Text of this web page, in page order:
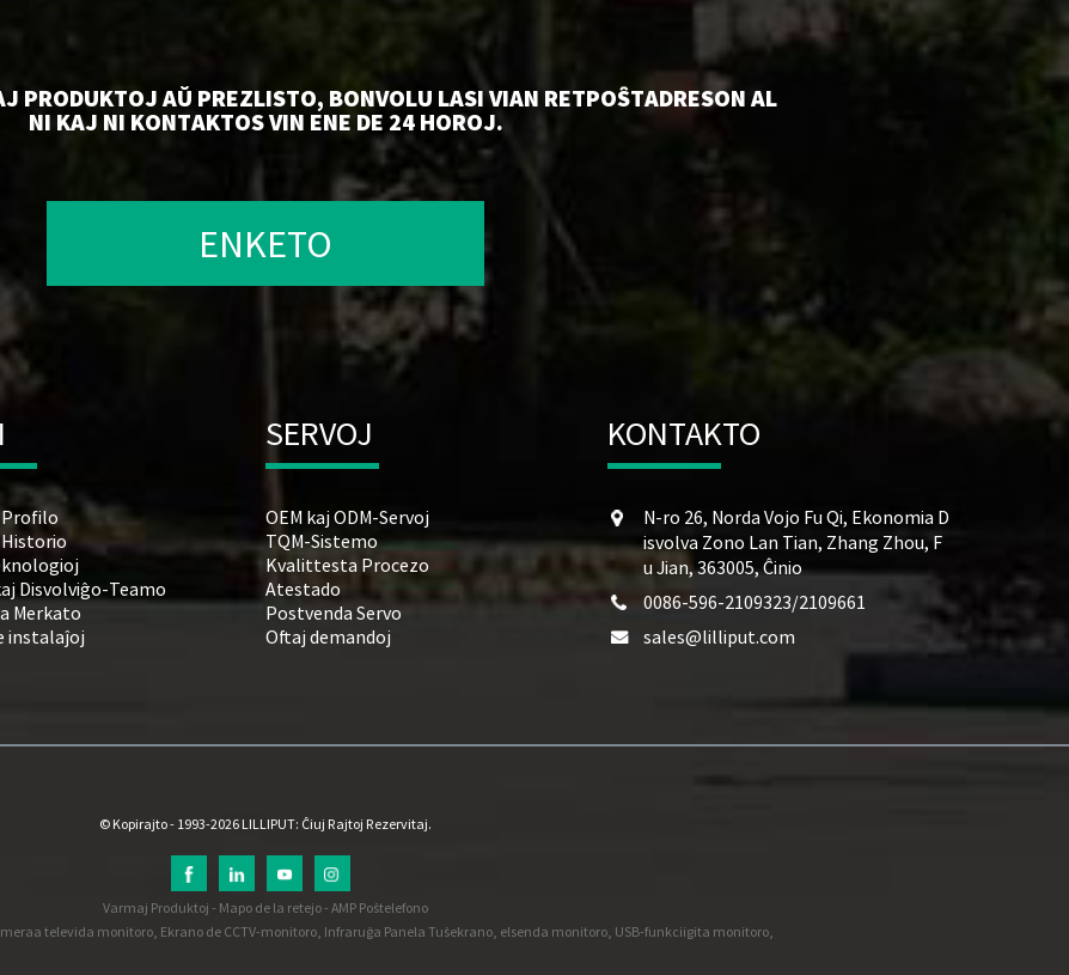
PRODUKTOJ AŬ PREZLISTO, BONVOLU LASI VIAN RETPOŜTADRESON AL
NI KAJ NI KONTAKTOS VIN ENE DE 24 HOROJ.
ENKETO
Profilo
Historio
Disvolviĝo-Teamo
Merkato
instalaĵoj
SERVOJ
OEM kaj ODM-Servoj
TQM-Sistemo
Kvalittesta Procezo
Atestado
Postvenda Servo
Oftaj demandoj
KONTAKTO
N-ro 26, Norda Vojo Fu Qi, Ekonomia D
isvolva Zono Lan Tian, ​​Zhang Zhou, F
u Jian, 363005, Ĉinio
0086-596-2109323/2109661
sales@lilliput.com
© Kopirajto - 1993-2026 LILLIPUT: Ĉiuj Rajtoj Rezervitaj.
Varmaj Produktoj - Mapo de la retejo- AMP Poŝtelefono
televida monitoro Ekrano de CCTV-monitoro Infraruĝa Panela Tuŝekrano elsenda monitoro USB-funkciigita monitoro